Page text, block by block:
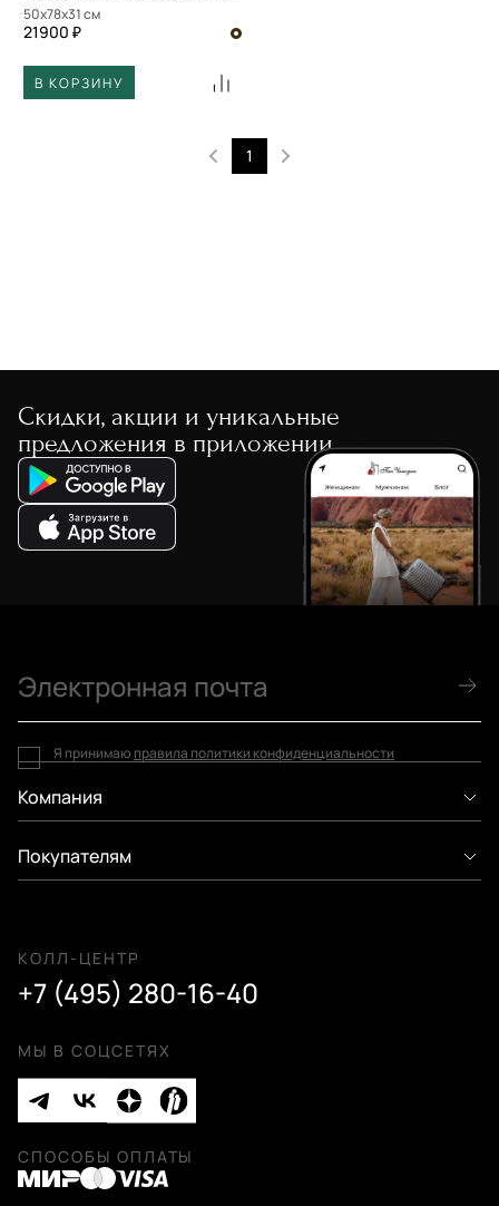
50x78x31 см
21900 ₽
В КОРЗИНУ
1
Скидки, акции и уникальные
предложения в приложении
Компания
Покупателям
КОЛЛ-ЦЕНТР
+7 (495) 280-16-40
МЫ В СОЦСЕТЯХ
Я принимаю правила политики конфиденциальности
СПОСОБЫ ОПЛАТЫ